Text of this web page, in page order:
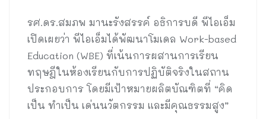
รศ.ดร.สมภพ มานะรังสรรค์ อธิการบดี พีไอเอ็ม
เปิดเผยว่า พีไอเอ็มได้พัฒนาโมเดล Work-based
Education (WBE) ที่เน้นการผสานการเรียน
ทฤษฎีในห้องเรียนกับการปฏิบัติจริงในสถาน
ประกอบการ โดยมีเป้าหมายผลิตบัณฑิตที่ “คิด
เป็น ทำเป็น เด่นนวัตกรรม และมีคุณธรรมสูง”